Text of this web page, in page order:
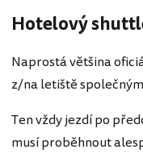
Hotelový
Naprostá většina
z/na letiště
Ten vždy jezdí po
musí proběhnout